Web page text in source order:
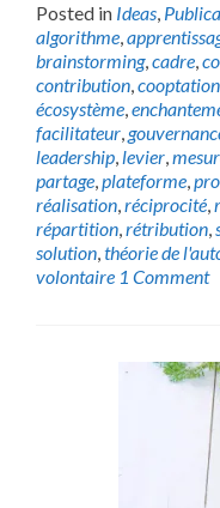
Posted in Ideas,
algorithme,
brainstorming,cadre,
contribution,cooptation
écosystème,
facilitateur,
leadership, levier,
partage,plateforme,
réalisation,réciprocité,
répartition,rétribution,
solution,théorie de
volontaire 1 Comment